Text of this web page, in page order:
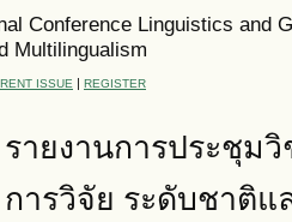
Conference Linguistics and
Multilingualism
ISSUE | REGISTER
รายงานการประชุม
การวิจัย ระดับชาติ